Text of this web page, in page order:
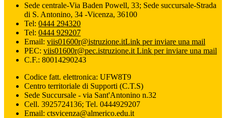
Sede centrale-Via Baden Powell, 33; Sede succursale-Strada
di S. Antonino, 34 -Vicenza, 36100
Tel: 0444 294320
Tel: 0444 929207
Email: viis01600r@istruzione.itLink per inviare una mail
PEC: viis01600r@pec.istruzione.it Link per inviare una mail
C.F.: 80014290243
Codice fatt. elettronica: UFW8T9
Centro territoriale di Supporti (C.T.S)
Sede Succursale - via Sant'Antonino n.32
Cell. 3925724136; Tel. 0444929207
Email: ctsvicenza@almerico.edu.it